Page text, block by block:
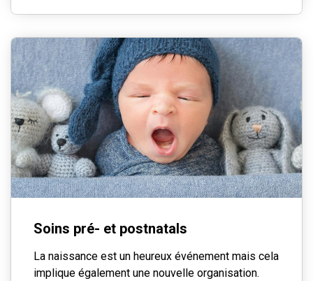
Soins pré- et postnatals
La naissance est un heureux événement mais cela
implique également une nouvelle organisation.